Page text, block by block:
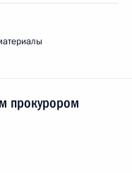
прокурором